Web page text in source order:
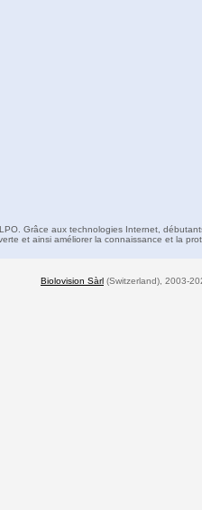
Grâce aux technologies Internet,
et ainsi améliorer la connaissance et la
Biolovision Sàrl (Switzerland), 2003-